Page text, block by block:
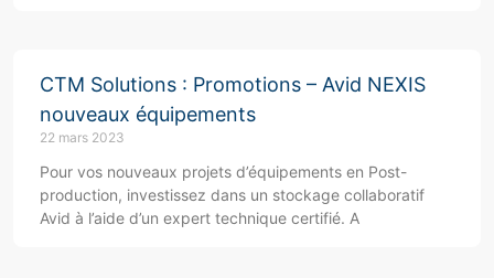
CTM Solutions : Promotions – Avid NEXIS
nouveaux équipements
22 mars 2023
Pour vos nouveaux projets d’équipements en Post-
production, investissez dans un stockage collaboratif
Avid à l’aide d’un expert technique certifié. A